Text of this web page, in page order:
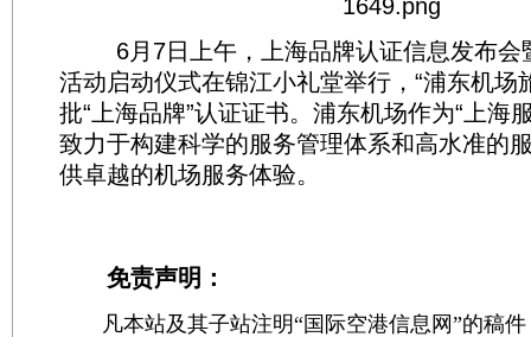
6月7日上午，上海品牌认证信息发布会
活动启动仪式在锦江小礼堂举行，“浦东机场
批“上海品牌”认证证书。浦东机场作为“上海
致力于构建科学的服务管理体系和高水准的
供卓越的机场服务体验。 ​
免责声明：
凡本站及其子站注明“国际空港信息网”的稿件